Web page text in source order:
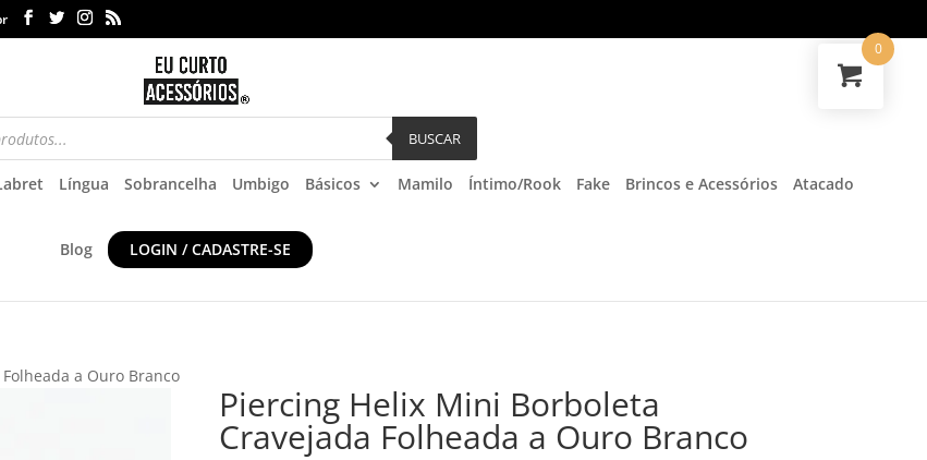
BUSCAR
Língua Sobrancelha Umbigo Básicos Mamilo Íntimo/Rook Fake Brincos e Acessórios Atacado
Blog LOGIN / CADASTRE-SE
a Ouro Branco
Piercing Helix Mini Borboleta
Cravejada Folheada a Ouro Branco
0